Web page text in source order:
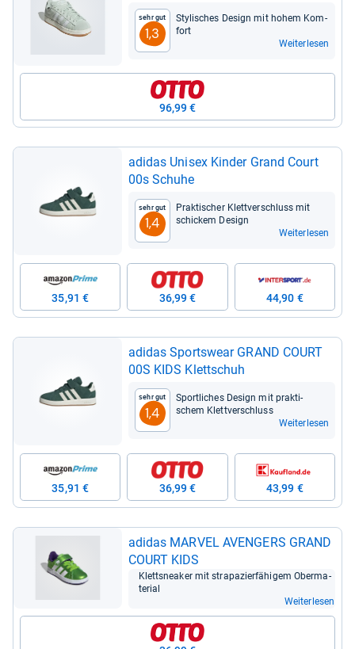
Sehr gut
1,3
Sty­li­sches Design mit hohem Kom­
fort
Weiterlesen
96,99 €
adi­das Uni­sex Kin­der Grand Court
00s Schuhe
Sehr gut
1,4
Prak­ti­scher Klett­ver­schluss mit
schickem Design
Weiterlesen
35,91 € 36,99 € 44,90 €
adi­das Sports­wear GRAND COURT
00S KIDS Klett­schuh
Sehr gut
1,4
Sport­li­ches Design mit prak­ti­
schem Klett­ver­schluss
Weiterlesen
35,91 € 36,99 € 43,99 €
adi­das MAR­VEL AVEN­GERS GRAND
COURT KIDS
Kletts­nea­ker mit stra­pa­zier­fä­hi­gem Ober­ma­
te­rial
Weiterlesen